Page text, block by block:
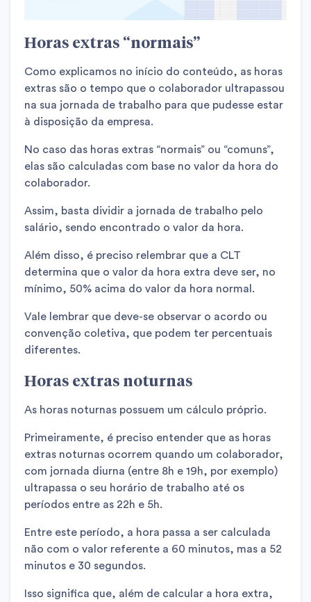
Horas extras “normais”
Como explicamos no início do conteúdo, as horas
extras são o tempo que o colaborador ultrapassou
na sua jornada de trabalho para que pudesse estar
à disposição da empresa.
No caso das horas extras “normais” ou “comuns”,
elas são calculadas com base no valor da hora do
colaborador.
Assim, basta dividir a jornada de trabalho pelo
salário, sendo encontrado o valor da hora.
Além disso, é preciso relembrar que a CLT
determina que o valor da hora extra deve ser, no
mínimo, 50% acima do valor da hora normal.
Vale lembrar que deve-se observar o acordo ou
convenção coletiva, que podem ter percentuais
diferentes.
Horas extras noturnas
As horas noturnas possuem um cálculo próprio.
Primeiramente, é preciso entender que as horas
extras noturnas ocorrem quando um colaborador,
com jornada diurna (entre 8h e 19h, por exemplo)
ultrapassa o seu horário de trabalho até os
períodos entre as 22h e 5h.
Entre este período, a hora passa a ser calculada
não com o valor referente a 60 minutos, mas a 52
minutos e 30 segundos.
Isso significa que, além de calcular a hora extra,